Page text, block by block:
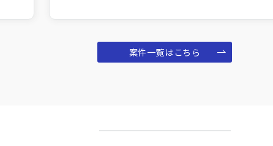
案件一覧はこちら